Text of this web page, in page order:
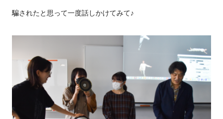
騙されたと思って一度話しかけてみて♪